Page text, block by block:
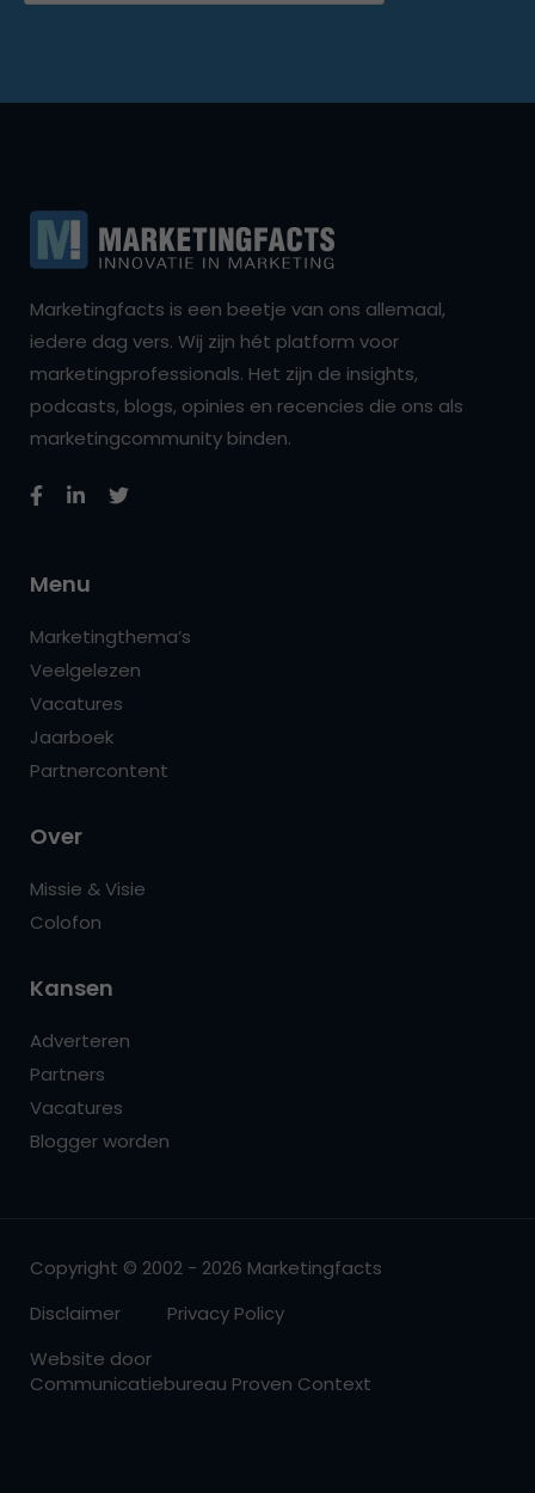
Marketingfacts is een beetje van ons allemaal,
iedere dag vers. Wij zijn hét platform voor
marketingprofessionals. Het zijn de insights,
podcasts, blogs, opinies en recencies die ons als
marketingcommunity binden.
Menu
Marketingthema’s
Veelgelezen
Vacatures
Jaarboek
Partnercontent
Over
Missie & Visie
Colofon
Kansen
Adverteren
Partners
Vacatures
Blogger worden
Copyright © 2002 - 2026 Marketingfacts
Disclaimer
Privacy Policy
Website door
Communicatiebureau Proven Context